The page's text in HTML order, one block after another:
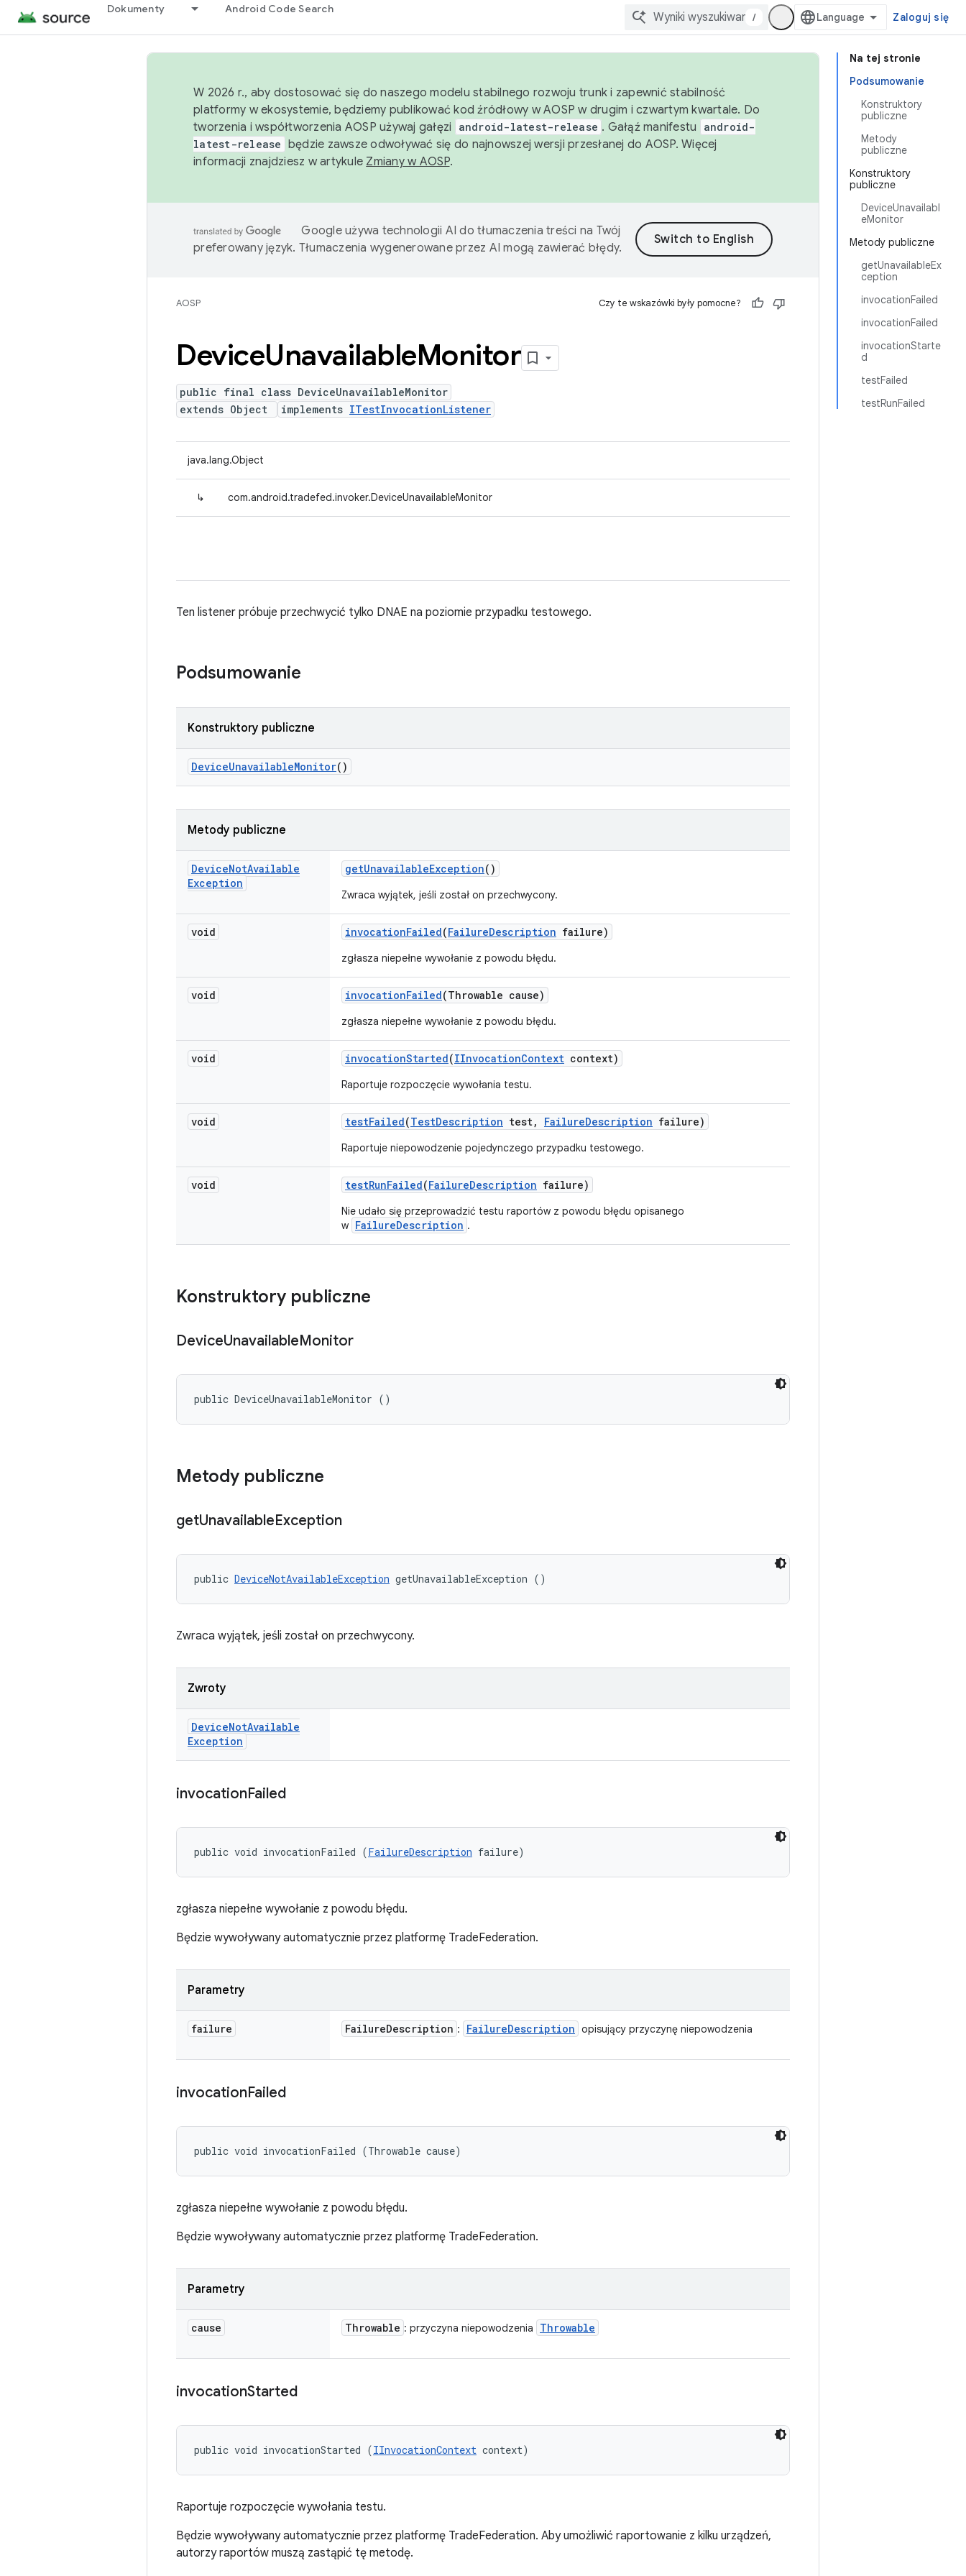
Dokumenty Android Code Search
/ Zaloguj się
Na tej stronie
Podsumowanie
Konstruktory
publiczne
Metody
publiczne
Konstruktory
publiczne
DeviceUnavailabl
eMonitor
Metody publiczne
getUnavailableEx
ception
invocationFailed
invocationFailed
invocationStarte
d
testFailed
testRunFailed
W 2026 r., aby dostosować się do naszego modelu stabilnego rozwoju trunk i zapewnić stabilność
platformy w ekosystemie, będziemy publikować kod źródłowy w AOSP w drugim i czwartym kwartale. Do
tworzenia i współtworzenia AOSP używaj gałęzi
android-latest-release . Gałąź manifestu
android-
latest-release będzie zawsze odwoływać się do najnowszej wersji przesłanej do AOSP. Więcej
informacji znajdziesz w artykule Zmiany w AOSP.
Google używa technologii AI do tłumaczenia treści na Twój
preferowany język. Tłumaczenia wygenerowane przez AI mogą zawierać błędy.
AOSP Czy te wskazówki były pomocne?
DeviceUnavailableMonitor
public final class DeviceUnavailableMonitor
extends Object
implements ITestInvocationListener
java.lang.Object
↳ com.android.tradefed.invoker.DeviceUnavailableMonitor
Ten listener próbuje przechwycić tylko DNAE na poziomie przypadku testowego.
Podsumowanie
Konstruktory publiczne
DeviceUnavailableMonitor()
Metody publiczne
DeviceNotAvailable
Exception
getUnavailableException()
Zwraca wyjątek, jeśli został on przechwycony.
void invocationFailed(FailureDescription failure)
zgłasza niepełne wywołanie z powodu błędu.
void invocationFailed(Throwable cause)
zgłasza niepełne wywołanie z powodu błędu.
void invocationStarted(IInvocationContext context)
Raportuje rozpoczęcie wywołania testu.
void testFailed(TestDescription test, FailureDescription failure)
Raportuje niepowodzenie pojedynczego przypadku testowego.
void testRunFailed(FailureDescription failure)
Nie udało się przeprowadzić testu raportów z powodu błędu opisanego
w FailureDescription .
Konstruktory publiczne
DeviceUnavailableMonitor
public DeviceUnavailableMonitor ()
Metody publiczne
getUnavailableException
public DeviceNotAvailableException getUnavailableException ()
Zwraca wyjątek, jeśli został on przechwycony.
Zwroty
DeviceNotAvailable
Exception
invocationFailed
public void invocationFailed (FailureDescription failure)
zgłasza niepełne wywołanie z powodu błędu.
Będzie wywoływany automatycznie przez platformę TradeFederation.
Parametry
failure FailureDescription : FailureDescription opisujący przyczynę niepowodzenia
invocationFailed
public void invocationFailed (Throwable cause)
zgłasza niepełne wywołanie z powodu błędu.
Będzie wywoływany automatycznie przez platformę TradeFederation.
Parametry
cause Throwable : przyczyna niepowodzenia Throwable
invocationStarted
public void invocationStarted (IInvocationContext context)
Raportuje rozpoczęcie wywołania testu.
Będzie wywoływany automatycznie przez platformę TradeFederation. Aby umożliwić raportowanie z kilku urządzeń,
autorzy raportów muszą zastąpić tę metodę.